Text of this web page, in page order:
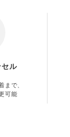
ル
まで、
可能